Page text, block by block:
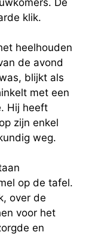
De
klik.
heelhouden
de avond
blijkt als
met een
Hij heeft
zijn enkel
weg.
op de tafel.
over de
voor het
en